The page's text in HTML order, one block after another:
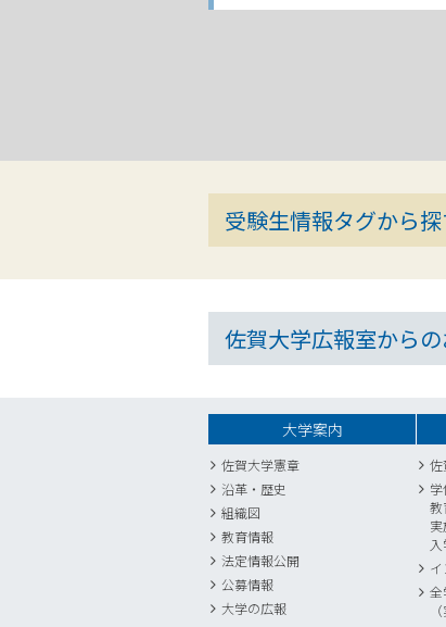
受験生情報タグから
佐賀大学広報室から
大学案内
佐賀大学憲章
沿革・歴史
組織図
教育情報
法定情報公開
公募情報
大学の広報
佐
学
教
実
全